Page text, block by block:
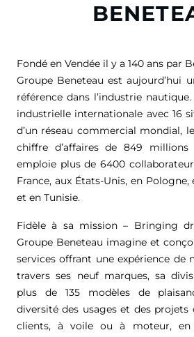
Fondé en Vendée il y a 140 ans par
Groupe Beneteau est aujourd’hui
référence dans l’industrie
industrielle internationale avec 16
d’un réseau commercial mondial,
chiffre d’affaires de 849 millions
emploie plus de 6400
France, aux États-Unis, en
et en Tunisie.
Fidèle à sa mission – Bringing
Groupe Beneteau imagine et
services offrant une expérience de
travers ses neuf marques, sa
plus de 135 modèles de
diversité des usages et des projets
clients, à voile ou à moteur, en